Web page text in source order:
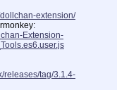
extension/
Extension-
releases/tag/3.1.4-